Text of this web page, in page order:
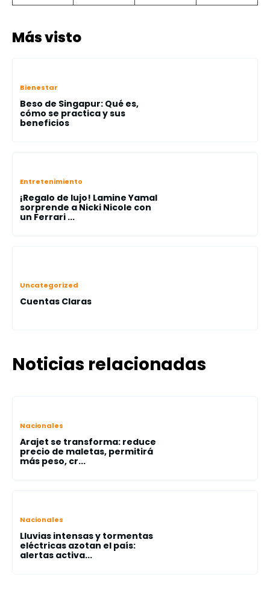
Más visto
Bienestar
Beso de Singapur: Qué es,
cómo se practica y sus
beneficios
Entretenimiento
¡Regalo de lujo! Lamine Yamal
sorprende a Nicki Nicole con
un Ferrari ...
Uncategorized
Cuentas Claras
Noticias relacionadas
Nacionales
Arajet se transforma: reduce
precio de maletas, permitirá
más peso, cr...
Nacionales
Lluvias intensas y tormentas
eléctricas azotan el país:
alertas activa...